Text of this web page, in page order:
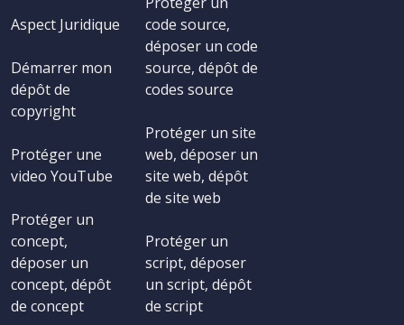
Aspect Juridique
Démarrer mon
dépôt de
copyright
Protéger une
video YouTube
Protéger un
concept,
déposer un
concept, dépôt
de concept
code source,
déposer un code
source, dépôt de
codes source
Protéger un site
web, déposer un
site web, dépôt
de site web
Protéger un
script, déposer
un script, dépôt
de script